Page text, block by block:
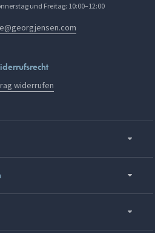
und Freitag: 10:00–12:00
widerrufen